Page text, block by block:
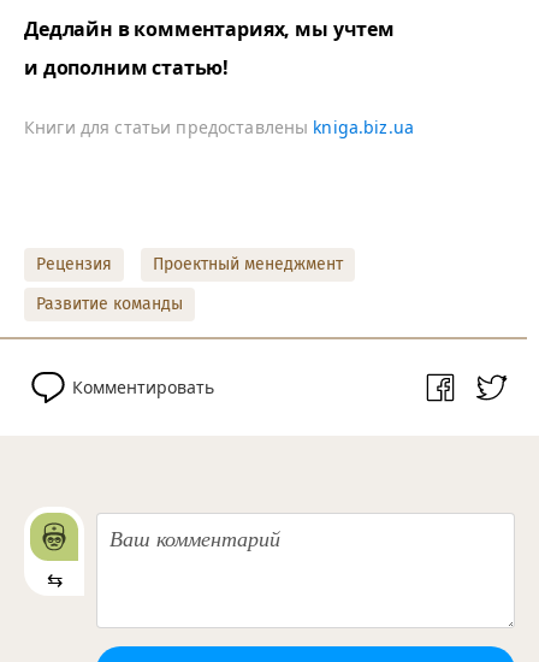
Дедлайн в комментариях, мы учтем
и дополним статью!
Книги для статьи предоставлены kniga.biz.ua
Рецензия
Проектный менеджмент
Развитие команды
Комментировать
⇆